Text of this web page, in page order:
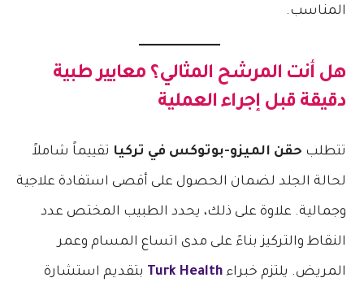
المناسب.
هل أنت المرشح المثالي؟ معايير طبية
دقيقة قبل إجراء العملية
تتطلب حقن الميزو-بوتوكس في تركيا تقييماً شاملاً
لحالة الجلد لضمان الحصول على أقصى استفادة علاجية
وجمالية. علاوة على ذلك، يحدد الطبيب المختص عدد
النقاط والتركيز بناءً على مدى اتساع المسام وعمر
المريض. يلتزم خبراءTurk Health بتقديم استشارة